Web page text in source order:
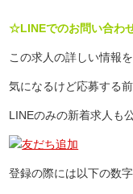
☆LINEでのお問い合わ
この求人の詳しい情報を
気になるけど応募する
LINEのみの新着求人も
登録の際には以下の数